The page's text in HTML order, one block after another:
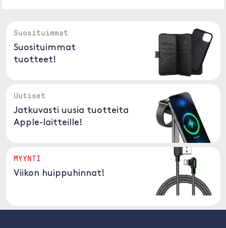
Suosituimmat
Suosituimmat
tuotteet!
Uutiset
Jatkuvasti uusia tuotteita
Apple-laitteille!
MYYNTI
Viikon huippuhinnat!